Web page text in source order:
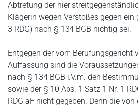
Abtretung der hier
Klägerin wegen Verstoßes gegen ein
3 RDG) nach § 134 BGB nichtig sei.
Entgegen der vom Berufungsgericht
Auffassung sind die
nach § 134 BGB i.V.m. den
sowie der § 10 Abs. 1 Satz 1 Nr. 1
RDG aF nicht gegeben. Denn die